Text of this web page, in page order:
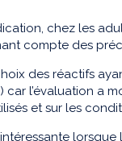
chez les
compte des
des réactifs
l’évaluation a
et sur les
lorsque